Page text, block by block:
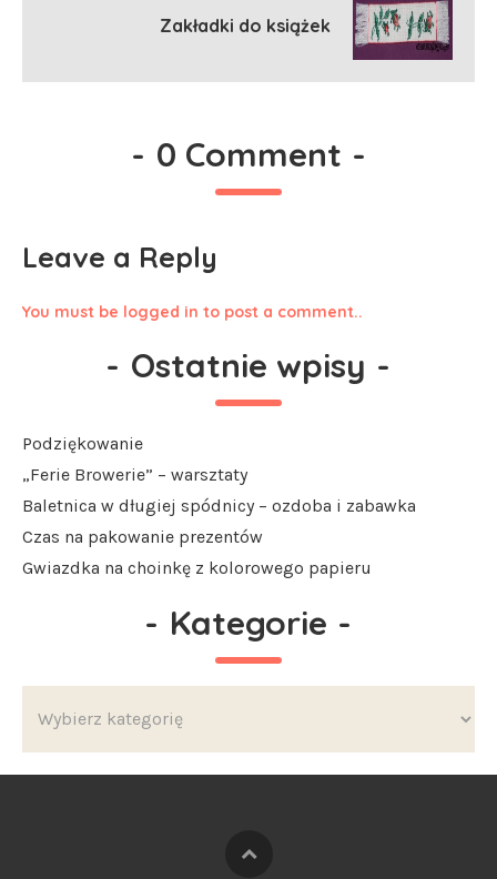
Zakładki do książek
- 0 Comment -
Leave a Reply
You must be logged in to post a comment..
- Ostatnie wpisy -
Podziękowanie
„Ferie Browerie” – warsztaty
Baletnica w długiej spódnicy – ozdoba i zabawka
Czas na pakowanie prezentów
Gwiazdka na choinkę z kolorowego papieru
- Kategorie -